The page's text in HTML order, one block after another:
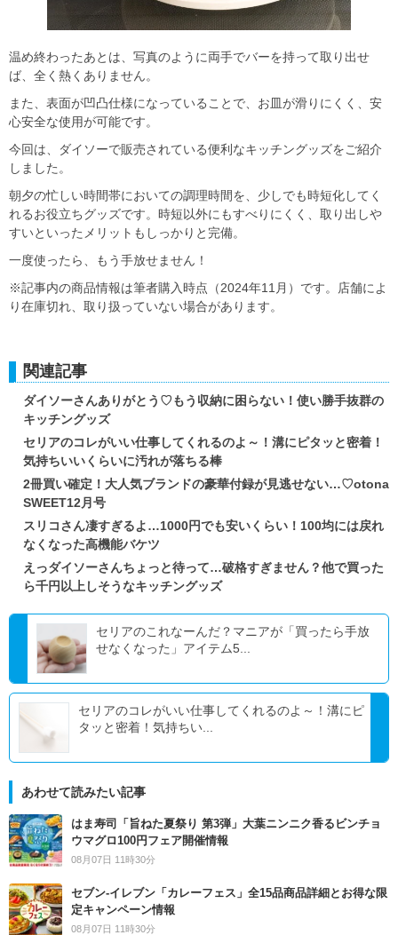
温め終わったあとは、写真のように両手でバーを持って取り出せ
ば、全く熱くありません。
また、表面が凹凸仕様になっていることで、お皿が滑りにくく、安
心安全な使用が可能です。
今回は、ダイソーで販売されている便利なキッチングッズをご紹介
しました。
朝夕の忙しい時間帯においての調理時間を、少しでも時短化してく
れるお役立ちグッズです。時短以外にもすべりにくく、取り出しや
すいといったメリットもしっかりと完備。
一度使ったら、もう手放せません！
※記事内の商品情報は筆者購入時点（2024年11月）です。店舗によ
り在庫切れ、取り扱っていない場合があります。
関連記事
ダイソーさんありがとう♡もう収納に困らない！使い勝手抜群の
キッチングッズ
セリアのコレがいい仕事してくれるのよ～！溝にピタッと密着！
気持ちいいくらいに汚れが落ちる棒
2冊買い確定！大人気ブランドの豪華付録が見逃せない…♡otona
SWEET12月号
スリコさん凄すぎるよ…1000円でも安いくらい！100均には戻れ
なくなった高機能バケツ
えっダイソーさんちょっと待って…破格すぎません？他で買った
ら千円以上しそうなキッチングッズ
セリアのこれなーんだ？マニアが「買ったら手放
せなくなった」アイテム5...
セリアのコレがいい仕事してくれるのよ～！溝にピ
タッと密着！気持ちい...
あわせて読みたい記事
はま寿司「旨ねた夏祭り 第3弾」大葉ニンニク香るビンチョ
ウマグロ100円フェア開催情報
08月07日 11時30分
セブン‐イレブン「カレーフェス」全15品商品詳細とお得な限
定キャンペーン情報
08月07日 11時30分